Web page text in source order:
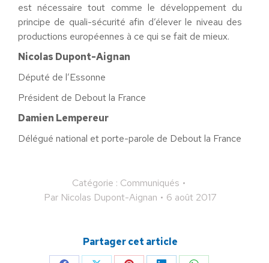
est nécessaire tout comme le développement du
principe de quali-sécurité afin d’élever le niveau des
productions européennes à ce qui se fait de mieux.
Nicolas Dupont-Aignan
Député de l’Essonne
Président de Debout la France
Damien Lempereur
Délégué national et porte-parole de Debout la France
Catégorie : Communiqués
Par Nicolas Dupont-Aignan 6 août 2017
Partager cet article